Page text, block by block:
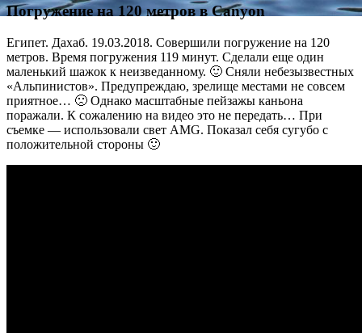
Погружение на 120 метров в Canyon
Египет. Дахаб. 19.03.2018. Совершили погружение на 120
метров. Время погружения 119 минут. Сделали еще один
маленький шажок к неизведанному. 🙂 Сняли небезызвестных
«Альпинистов». Предупреждаю, зрелище местами не совсем
приятное… 🙁 Однако масштабные пейзажы каньона
поражали. К сожалению на видео это не передать… При
съемке — использовали свет AMG. Показал себя сугубо с
положительной стороны 🙂